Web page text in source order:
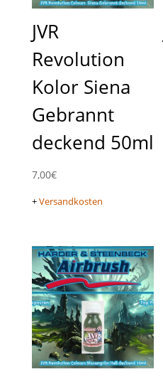
JVR
Revolution
Kolor Siena
Gebrannt
deckend 50ml
7,00€
+Versandkosten